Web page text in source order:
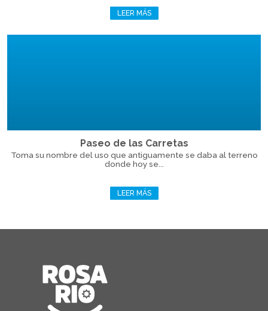
LEER MÁS
Paseo de las Carretas
Toma su nombre del uso que antiguamente se daba al terreno
donde hoy se...
LEER MÁS